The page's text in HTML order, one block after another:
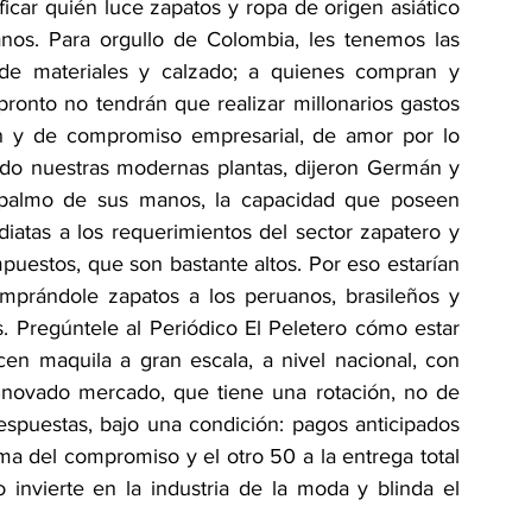
quién luce zapatos y ropa de origen asiático
Para orgullo de Colombia, les tenemos las
materiales y calzado; a quienes compran y
no tendrán que realizar millonarios gastos
de compromiso empresarial, de amor por lo
nuestras modernas plantas, dijeron Germán y
de sus manos, la capacidad que poseen
a los requerimientos del sector zapatero y
que son bastante altos. Por eso estarían
zapatos a los peruanos, brasileños y
Pregúntele al Periódico El Peletero cómo estar
maquila a gran escala, a nivel nacional, con
mercado, que tiene una rotación, no de
bajo una condición: pagos anticipados
del compromiso y el otro 50 a la entrega total
invierte en la industria de la moda y blinda el